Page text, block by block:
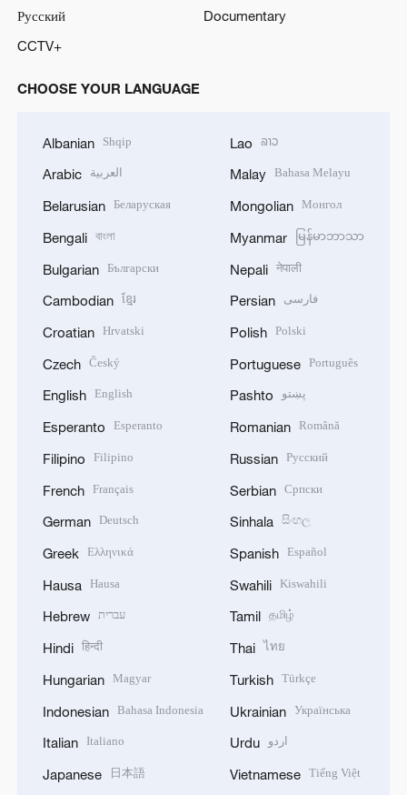
Русский
Documentary
CCTV+
CHOOSE YOUR LANGUAGE
Albanian Shqip
Arabic العربية
Belarusian Беларуская
Bengali বাংলা
Bulgarian Български
Cambodian ខ្មែរ
Croatian Hrvatski
Czech Český
English English
Esperanto Esperanto
Filipino Filipino
French Français
German Deutsch
Greek Ελληνικά
Hausa Hausa
Hebrew עברית
Hindi हिन्दी
Hungarian Magyar
Indonesian Bahasa Indonesia
Italian Italiano
Japanese
日本語
Lao ລາວ
Malay Bahasa Melayu
Mongolian Монгол
Myanmar မြန်မာဘာသာ
Nepali नेपाली
Persian فارسی
Polish Polski
Portuguese Português
Pashto پښتو
Romanian Română
Russian Русский
Serbian Српски
Sinhala සිංහල
Spanish Español
Swahili Kiswahili
Tamil தமிழ்
Thai ไทย
Turkish Türkçe
Ukrainian Українська
Urdu اردو
Vietnamese Tiếng Việt